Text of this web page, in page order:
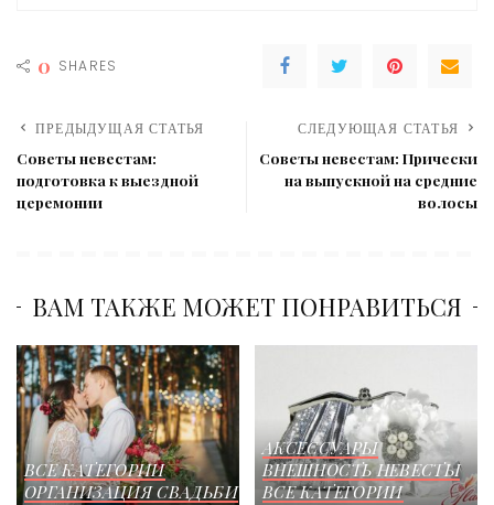
0 SHARES
ПРЕДЫДУЩАЯ СТАТЬЯ
Советы невестам:
подготовка к выездной
церемонии
СЛЕДУЮЩАЯ СТАТЬЯ
Советы невестам: Прически
на выпускной на средние
волосы
ВАМ ТАКЖЕ МОЖЕТ ПОНРАВИТЬСЯ
ВСЕ КАТЕГОРИИ
ОРГАНИЗАЦИЯ СВАДЬБИ
АКСЕССУАРЫ
ВНЕШНОСТЬ НЕВЕСТЫ
ВСЕ КАТЕГОРИИ